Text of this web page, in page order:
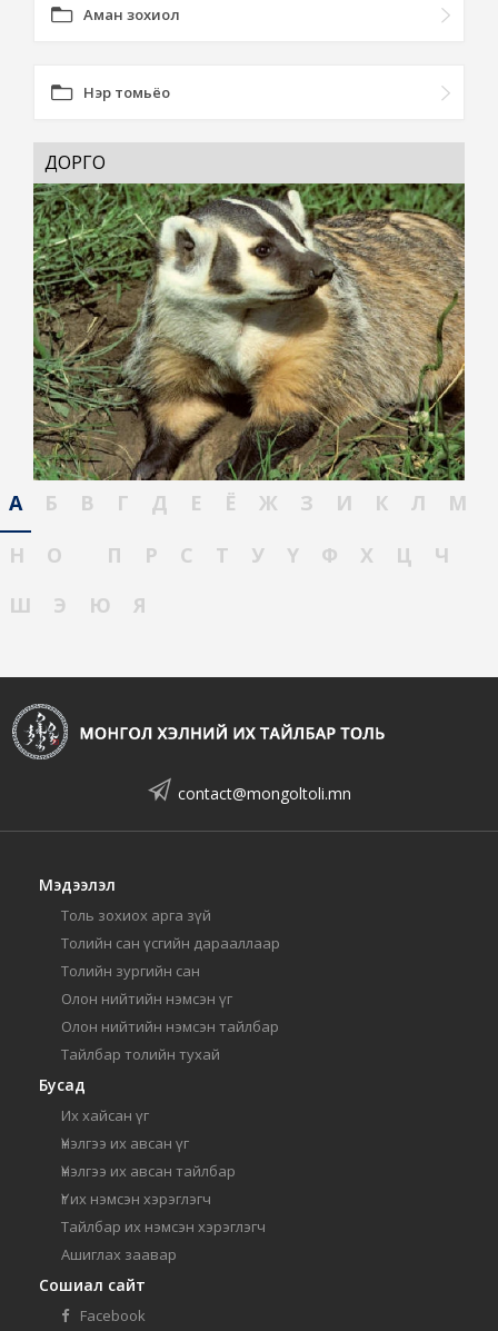
Аман зохиол
Нэр томьёо
ДОРГО
А Б В Г Д Е Ё Ж З И К Л
М
Н
О П Р С Т У Ү Ф Х Ц
Ч
Ш
Э Ю Я
contact@mongoltoli.mn
Мэдээлэл
Толь зохиох арга зүй
Толийн сан үсгийн дарааллаар
Толийн зургийн сан
Олон нийтийн нэмсэн үг
Олон нийтийн нэмсэн тайлбар
Тайлбар толийн тухай
Бусад
Их хайсан үг
Үнэлгээ их авсан үг
Үнэлгээ их авсан тайлбар
Үг их нэмсэн хэрэглэгч
Тайлбар их нэмсэн хэрэглэгч
Ашиглах заавар
Сошиал сайт
Facebook